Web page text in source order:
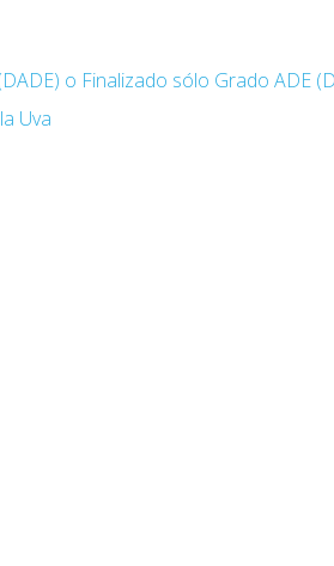
o Finalizado sólo Grado ADE
Uva